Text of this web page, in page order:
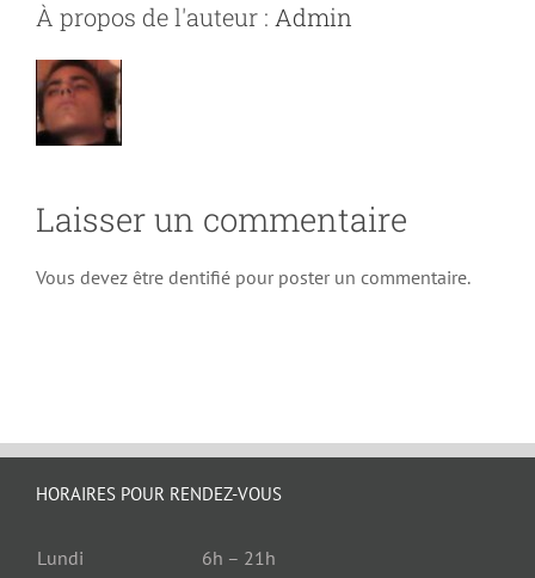
À propos de l'auteur : Admin
Laisser un commentaire
Vous devez être dentifié pour poster un commentaire.
HORAIRES POUR RENDEZ-VOUS
Lundi
6h – 21h